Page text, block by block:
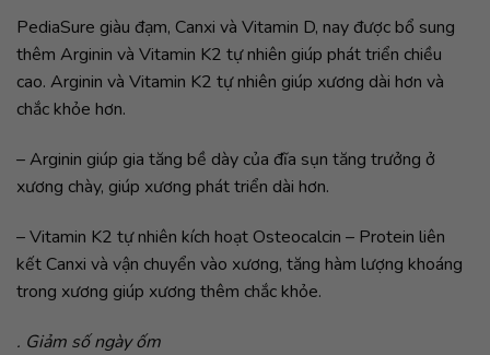
PediaSure giàu đạm, Canxi và Vitamin D, nay được bổ sung
thêm Arginin và Vitamin K2 tự nhiên giúp phát triển chiều
cao. Arginin và Vitamin K2 tự nhiên giúp xương dài hơn và
chắc khỏe hơn.
– Arginin giúp gia tăng bề dày của đĩa sụn tăng trưởng ở
xương chày, giúp xương phát triển dài hơn.
– Vitamin K2 tự nhiên kích hoạt Osteocalcin – Protein liên
kết Canxi và vận chuyển vào xương, tăng hàm lượng khoáng
trong xương giúp xương thêm chắc khỏe.
. Giảm số ngày ốm